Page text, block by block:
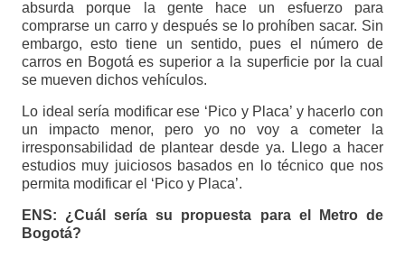
absurda porque la gente hace un esfuerzo para
comprarse un carro y después se lo prohíben sacar. Sin
embargo, esto tiene un sentido, pues el número de
carros en Bogotá es superior a la superficie por la cual
se mueven dichos vehículos.
Lo ideal sería modificar ese ‘Pico y Placa’ y hacerlo con
un impacto menor, pero yo no voy a cometer la
irresponsabilidad de plantear desde ya. Llego a hacer
estudios muy juiciosos basados en lo técnico que nos
permita modificar el ‘Pico y Placa’.
ENS: ¿Cuál sería su propuesta para el Metro de
Bogotá?